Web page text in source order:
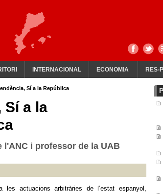
INTERNACIONAL ECONOMIA RES-
Sí a la República
Sí a la
l'ANC i professor de la UAB
les actuacions arbitràries de l’estat espanyol,